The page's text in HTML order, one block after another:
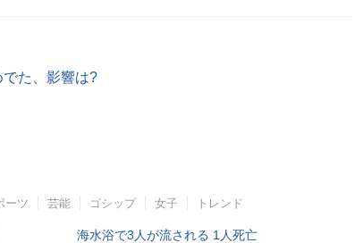
た、影響は?
ーツ 芸能 ゴシップ 女子 トレンド
海水浴で3人が流される 1人死亡